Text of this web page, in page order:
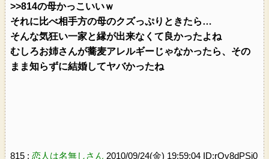
>>814の母かっこいいｗ
それに比べ相手方の母のクズっぷりときたら…
そんな気狂い一家と縁が出来なくて良かったよね
むしろお姉さんが蕎麦アレルギーじゃなかったら、その
まま知らずに結婚してヤバかったね
815 : 恋人は名無しさん 2010/09/24(金) 19:59:04 ID:rQv8dPSj0